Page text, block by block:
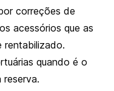
correções de
acessórios que as
rentabilizado.
quando é o
reserva.